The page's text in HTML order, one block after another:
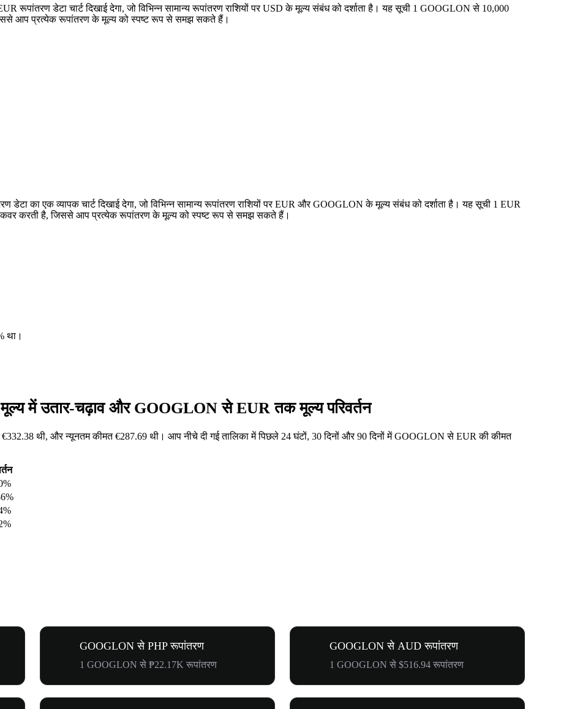
रूपांतरण डेटा चार्ट दिखाई देगा, जो विभिन्न सामान्य रूपांतरण राशियों पर USD के मूल्य संबंध को दर्शाता है। यह सूची 1 GOOGLON से 10,000
आप प्रत्येक रूपांतरण के मूल्य को स्पष्ट रूप से समझ सकते हैं।
का एक व्यापक चार्ट दिखाई देगा, जो विभिन्न सामान्य रूपांतरण राशियों पर EUR और GOOGLON के मूल्य संबंध को दर्शाता है। यह सूची 1 EUR
करती है, जिससे आप प्रत्येक रूपांतरण के मूल्य को स्पष्ट रूप से समझ सकते हैं।
था।
में उतार-चढ़ाव और GOOGLON से EUR तक मूल्य परिवर्तन
थी, और न्यूनतम कीमत €287.69 थी। आप नीचे दी गई तालिका में पिछले 24 घंटों, 30 दिनों और 90 दिनों में GOOGLON से EUR की कीमत
GOOGLON से PHP रूपांतरण
1 GOOGLON से ₱22.17K रूपांतरण
GOOGLON से AUD रूपांतरण
1 GOOGLON से $516.94 रूपांतरण